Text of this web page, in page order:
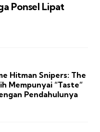
Ponsel Lipat
Hitman Snipers: The
Mempunyai “Taste”
Pendahulunya